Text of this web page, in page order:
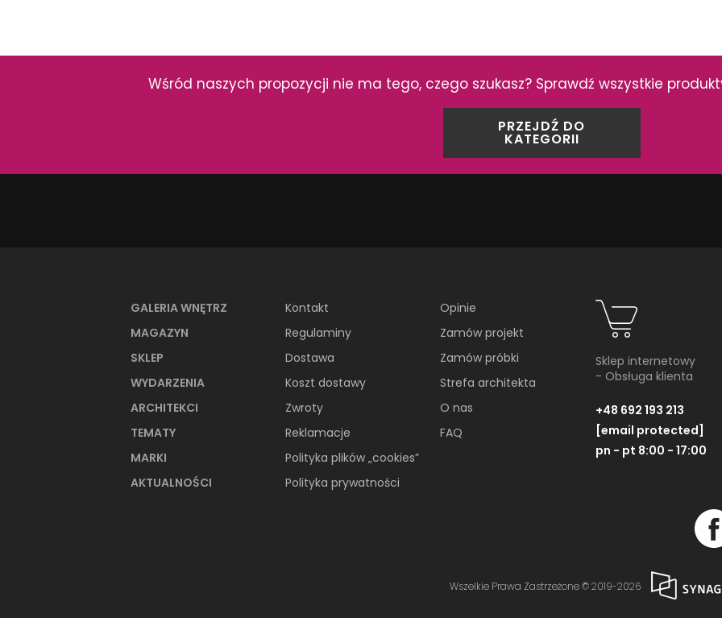
PRODUKTY Z KOLEKCJI
Bidet wiszący, prostokątny, krótki
Koło Nova Pro 99427000
Wieszak na ręcznik
501.037.00.1
Szafka wisząca,
Wśród naszych propozycji nie ma tego, czego szukasz? Sprawdź wszystkie
PRZEJDŹ DO
KATEGORII
GALERIA WNĘTRZ
MAGAZYN
SKLEP
WYDARZENIA
ARCHITEKCI
TEMATY
MARKI
AKTUALNOŚCI
Kontakt
Regulaminy
Dostawa
Koszt dostawy
Zwroty
Reklamacje
Polityka plików „cookies”
Polityka prywatności
Opinie
Zamów projekt
Zamów próbki
Strefa architekta
O nas
FAQ
Sklep internetowy
- Obsługa klienta
+48 692 193 213
[email protected]
pn - pt 8:00 - 17:00
Wszelkie Prawa Zastrzeżone © 2019-2026